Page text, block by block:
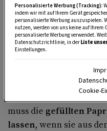
Zimt in der
hervorragend
Gefüllte Paprika
Aber die
muss die gefüllten
lassen, wenn sie aus
Personalisierte Werbung (Tracking):
indem wir mit auf Ihrem Gerät
personalisierte Werbung auszuspielen.
nutzen, werden von uns keine auf
personalisierte Werbung verwendet.
Datenschutzrichtlinie, in derListe
Einstellungen.
Cookie-